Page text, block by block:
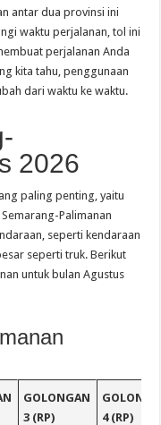
antar dua provinsi ini
waktu perjalanan, tol ini
perjalanan Anda
kita tahu, penggunaan
dari waktu ke waktu.
2026
paling penting, yaitu
Palimanan
seperti kendaraan
seperti truk. Berikut
untuk bulan Agustus
GOLONGAN
3 (RP)
4 (RP)